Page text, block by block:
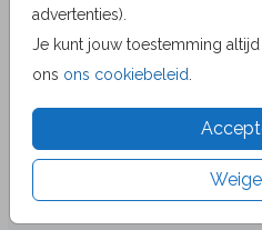
advertenties).
Je kunt jouw toestemming
ons ons cookiebeleid